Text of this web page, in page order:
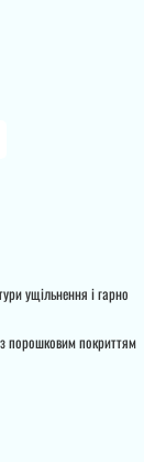
ущільнення і гарно
з порошковим покриттям